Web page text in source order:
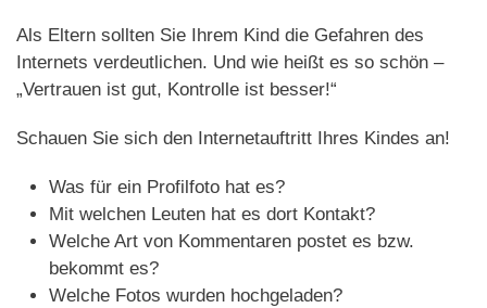
Als Eltern sollten Sie Ihrem Kind die Gefahren des
Internets verdeutlichen. Und wie heißt es so schön –
„Vertrauen ist gut, Kontrolle ist besser!“
Schauen Sie sich den Internetauftritt Ihres Kindes an!
Was für ein Profilfoto hat es?
Mit welchen Leuten hat es dort Kontakt?
Welche Art von Kommentaren postet es bzw.
bekommt es?
Welche Fotos wurden hochgeladen?